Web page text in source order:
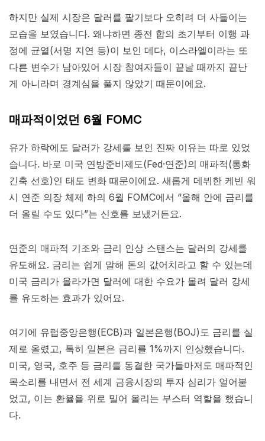
하지만 실제 시장은 달러를 팔기보다 오히려 더 사들이는
모습을 보였습니다. 왜냐하면 종전 합의 초기부터 이행 과
정에 균열(서명 지연 등)이 보인 데다, 이스라엘이라는 또
다른 변수가 남아있어 시장 참여자들이 끝날 때까지 끝난
게 아니라며 경계심을 풀지 않았기 때문이에요.
매파적이었던 6월 FOMC
유가 하락에도 달러가 강세를 보인 진짜 이유는 따로 있었
습니다. 바로 미국 연방준비제도(Fed·연준)의 매파적(통화
긴축 선호)인 태도 변화 때문이에요. 새롭게 데뷔한 케빈 워
시 연준 의장 체제 하의 6월 FOMC에서 “올해 안에 금리를
더 올릴 수도 있다”는 신호를 보냈거든요.
연준의 매파적 기조와 금리 인상 스탠스는 달러의 강세를
유도해요. 금리는 쉽게 말해 돈의 값어치라고 할 수 있는데
미국 금리가 올라가면 달러에 대한 수요가 몰려 달러 강세
를 유도하는 효과가 있어요.
여기에 유럽중앙은행(ECB)과 일본은행(BOJ)도 금리를 실
제로 올렸고, 특히 일본은 금리를 1%까지 인상했습니다.
미국, 영국, 호주 등 금리를 동결한 국가들마저도 매파적인
목소리를 내면서 전 세계 금융시장의 투자 심리가 얼어붙
었고, 이는 환율을 위로 밀어 올리는 부스터 역할을 했습니
다.